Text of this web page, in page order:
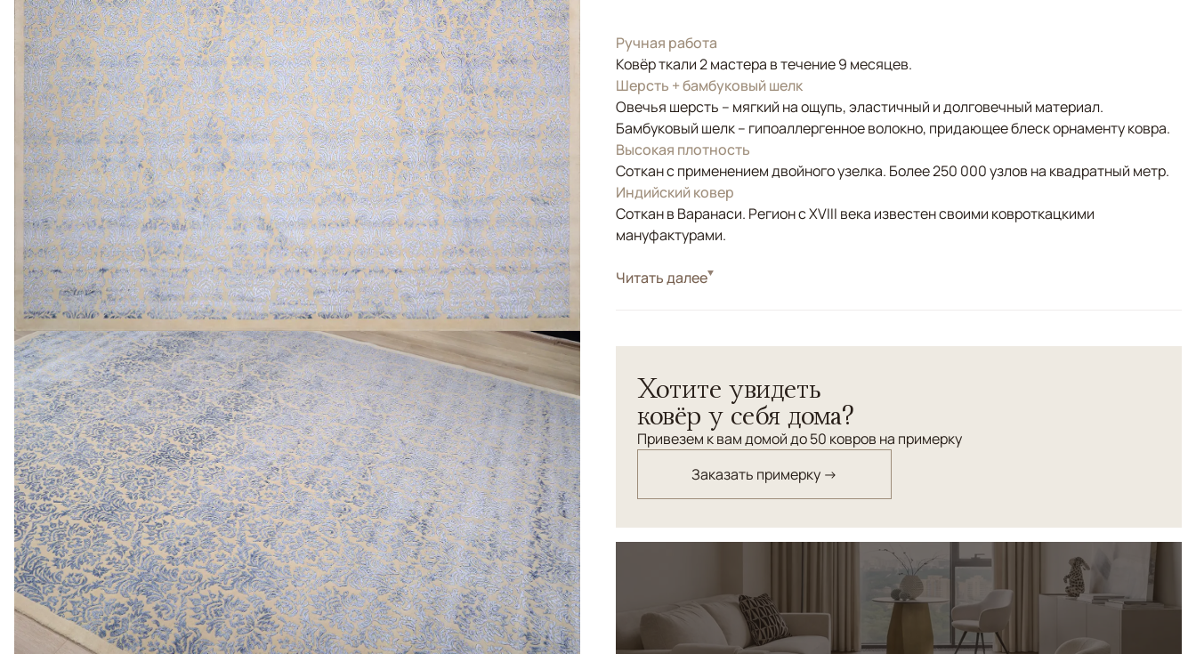
Ручная работа
Ковёр ткали 2 мастера в течение 9 месяцев.
Шерсть + бамбуковый шелк
Овечья шерсть – мягкий на ощупь, эластичный и долговечный материал.
Бамбуковый шелк – гипоаллергенное волокно, придающее блеск орнаменту ковра.
Высокая плотность
Соткан с применением двойного узелка. Более 250 000 узлов на квадратный метр.
Индийский ковер
Соткан в Варанаси. Регион с XVIII века известен своими ковроткацкими
мануфактурами.
СтильКлассические
традиционные и современные мотивы, элегантность и комфорт, создаст ощущение
Читать далее
Хотите увидеть
ковёр у себя дома?
Привезем к вам домой до 50 ковров на примерку
Заказать примерку →